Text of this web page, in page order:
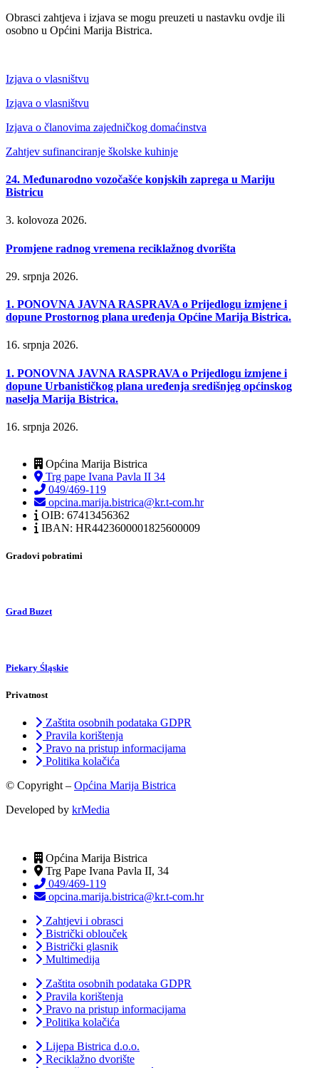
Obrasci zahtjeva i izjava se mogu preuzeti u nastavku ovdje ili
osobno u Općini Marija Bistrica.
Izjava o vlasništvu
Izjava o vlasništvu
Izjava o članovima zajedničkog domaćinstva
Zahtjev sufinanciranje školske kuhinje
24. Međunarodno vozočašće konjskih zaprega u Mariju
Bistricu
3. kolovoza 2026.
Promjene radnog vremena reciklažnog dvorišta
29. srpnja 2026.
1. PONOVNA JAVNA RASPRAVA o Prijedlogu izmjene i
dopune Prostornog plana uređenja Općine Marija Bistrica.
16. srpnja 2026.
1. PONOVNA JAVNA RASPRAVA o Prijedlogu izmjene i
dopune Urbanističkog plana uređenja središnjeg općinskog
naselja Marija Bistrica.
16. srpnja 2026.
Općina Marija Bistrica
Trg pape Ivana Pavla II 34
049/469-119
opcina.marija.bistrica@kr.t-com.hr
OIB: 67413456362
IBAN: HR4423600001825600009
Gradovi pobratimi
Grad Buzet
Piekary Śląskie
Privatnost
Zaštita osobnih podataka GDPR
Pravila korištenja
Pravo na pristup informacijama
Politika kolačića
© Copyright – Općina Marija Bistrica
Developed by krMedia
Općina Marija Bistrica
Trg Pape Ivana Pavla II, 34
049/469-119
opcina.marija.bistrica@kr.t-com.hr
Zahtjevi i obrasci
Bistrički oblouček
Bistrički glasnik
Multimedija
Zaštita osobnih podataka GDPR
Pravila korištenja
Pravo na pristup informacijama
Politika kolačića
Lijepa Bistrica d.o.o.
Reciklažno dvorište